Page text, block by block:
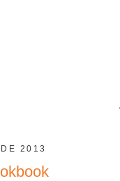
2013